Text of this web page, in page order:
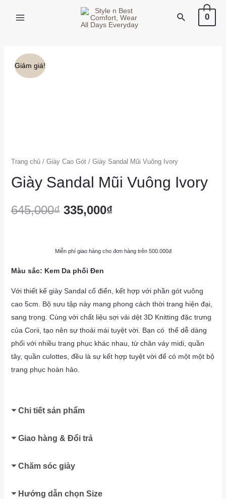
0
Giảm giá!
Trang chủ/ Giày Cao Gót/ Giày Sandal Mũi Vuông Ivory
Giày Sandal Mũi Vuông Ivory
645,000₫ 335,000₫
Miễn phí giao hàng cho đơn hàng trên 500.000đ
Màu sắc: Kem Da phối Đen
Với thiết kế giày Sandal cổ điển, kết hợp với phần gót vuông
cao 5cm. Bộ sưu tập này mang phong cách thời trang hiện đại,
sang trọng. Cùng với chất liệu sợi vải dệt 3D Knitting đặc trưng
của Corii, tạo nên sự thoải mái tuyệt vời. Bạn có thể dễ dàng
phối với nhiều trang phục khác nhau, từ chân váy midi, quần
tây, quần culottes, đều là sự kết hợp tuyệt vời để có một một bộ
trang phục hoàn hảo.
Chi tiết sản phẩm
Giao hàng & Đổi trả
Chăm sóc giày
Hướng dẫn chọn Size